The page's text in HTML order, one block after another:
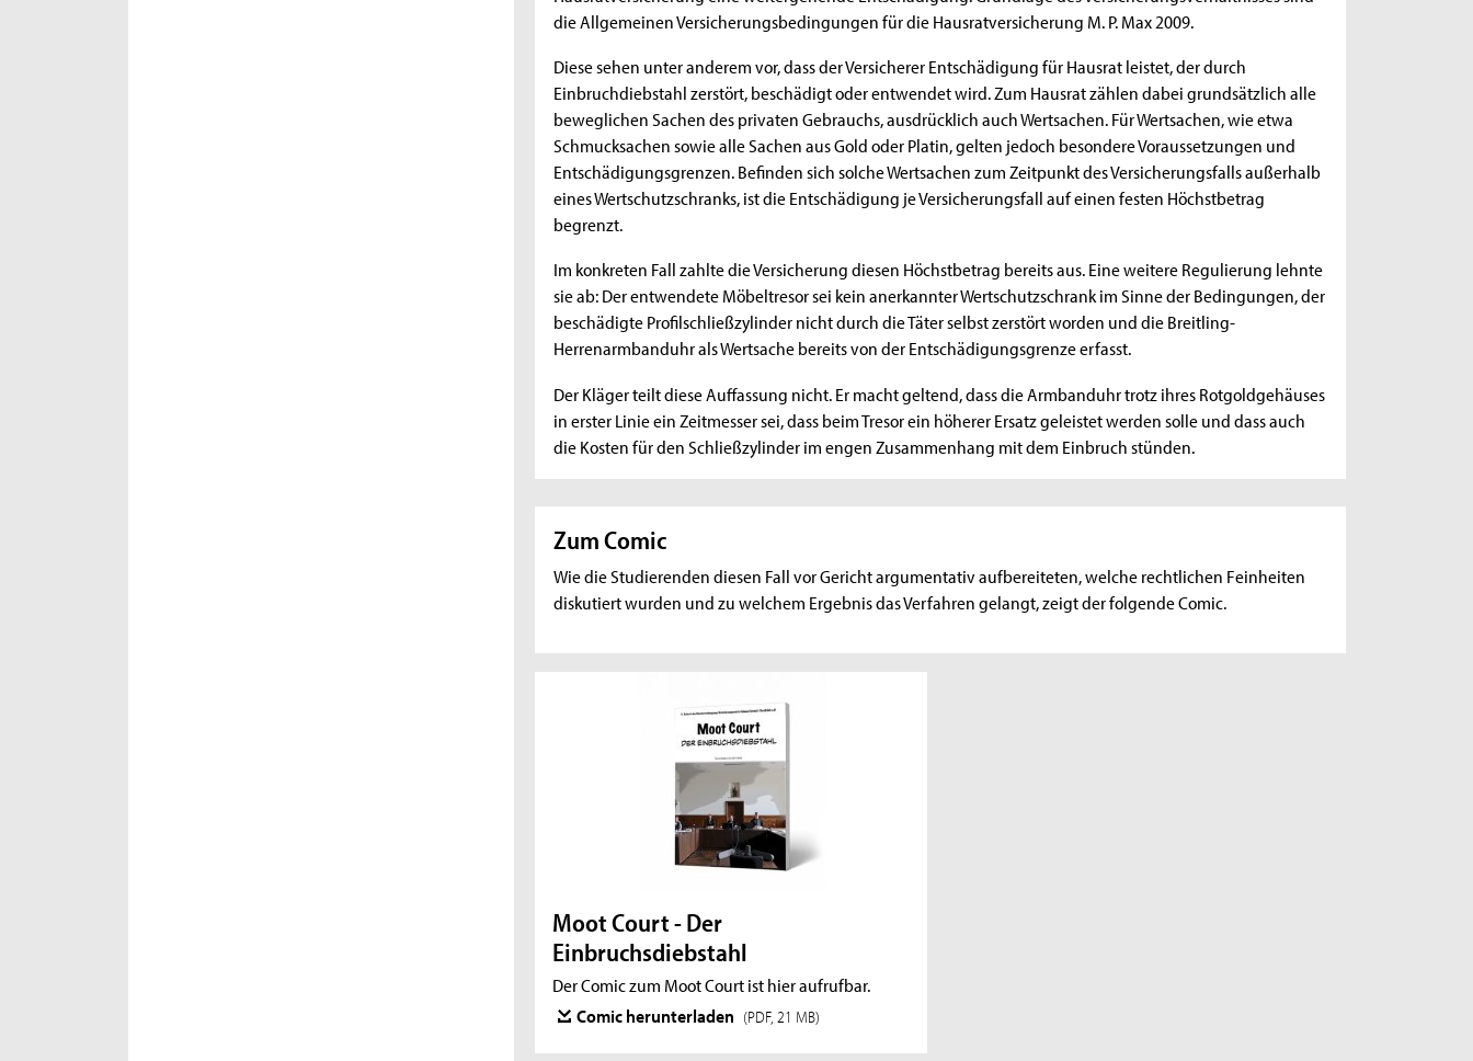
die Allgemeinen Versicherungsbedingungen für die Hausratversicherung M. P. Max 2009.
Diese sehen unter anderem vor, dass der Versicherer Entschädigung für Hausrat leistet, der durch
Einbruchdiebstahl zerstört, beschädigt oder entwendet wird. Zum Hausrat zählen dabei grundsätzlich alle
beweglichen Sachen des privaten Gebrauchs, ausdrücklich auch Wertsachen. Für Wertsachen, wie etwa
Schmucksachen sowie alle Sachen aus Gold oder Platin, gelten jedoch besondere Voraussetzungen und
Entschädigungsgrenzen. Befinden sich solche Wertsachen zum Zeitpunkt des Versicherungsfalls außerhalb
eines Wertschutzschranks, ist die Entschädigung je Versicherungsfall auf einen festen Höchstbetrag
begrenzt.
Im konkreten Fall zahlte die Versicherung diesen Höchstbetrag bereits aus. Eine weitere Regulierung lehnte
sie ab: Der entwendete Möbeltresor sei kein anerkannter Wertschutzschrank im Sinne der Bedingungen, der
beschädigte Profilschließzylinder nicht durch die Täter selbst zerstört worden und die Breitling-
Herrenarmbanduhr als Wertsache bereits von der Entschädigungsgrenze erfasst.
Der Kläger teilt diese Auffassung nicht. Er macht geltend, dass die Armbanduhr trotz ihres Rotgoldgehäuses
in erster Linie ein Zeitmesser sei, dass beim Tresor ein höherer Ersatz geleistet werden solle und dass auch
die Kosten für den Schließzylinder im engen Zusammenhang mit dem Einbruch stünden.
Zum Comic
Wie die Studierenden diesen Fall vor Gericht argumentativ aufbereiteten, welche rechtlichen Feinheiten
diskutiert wurden und zu welchem Ergebnis das Verfahren gelangt, zeigt der folgende Comic.
Moot Court - Der
Einbruchsdiebstahl
Der Comic zum Moot Court ist hier aufrufbar.
Comic herunterladen (PDF, 21 MB)